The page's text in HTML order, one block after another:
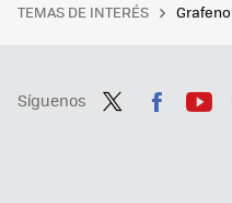
TEMAS DE INTERÉS Grafeno
Síguenos